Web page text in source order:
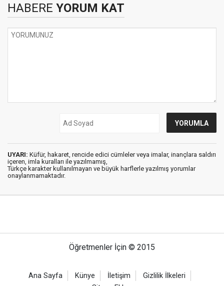
HABERE YORUM KAT
UYARI: Küfür, hakaret, rencide edici cümleler veya imalar, inançlara saldırı
içeren, imla kuralları ile yazılmamış,
Türkçe karakter kullanılmayan ve büyük harflerle yazılmış yorumlar
onaylanmamaktadır.
Öğretmenler İçin © 2015
Ana Sayfa Künye İletişim
Gizlilik İlkeleri